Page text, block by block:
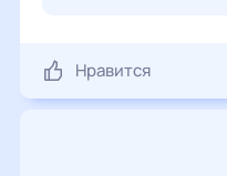
Нравится